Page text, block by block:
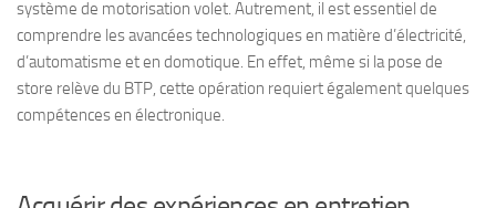
système de motorisation volet. Autrement, il est essentiel de
comprendre les avancées technologiques en matière d’électricité,
d’automatisme et en domotique. En effet, même si la pose de
store relève du BTP, cette opération requiert également quelques
compétences en électronique.